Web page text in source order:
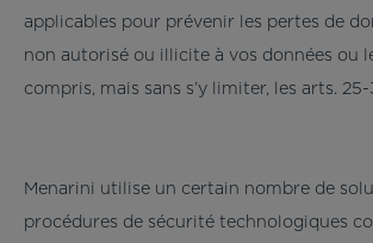
applicables pour prévenir les pertes de
non autorisé ou illicite à vos données ou
compris, mais sans s’y limiter, les arts. 25-
Menarini utilise un certain nombre de
procédures de sécurité technologiques